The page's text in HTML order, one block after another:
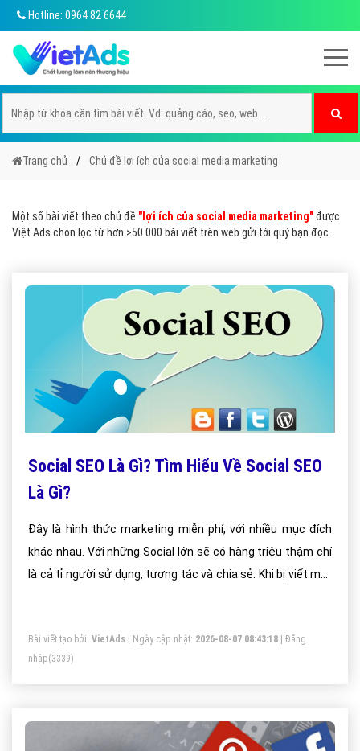
Hotline: 0964 82 6644
Trang chủ Chủ đề lợi ích của social media marketing
Một số bài viết theo chủ đề "lợi ích của social media marketing"được
Việt Ads chọn lọc từ hơn >50.000 bài viết trên web gửi tới quý bạn đọc.
Social SEO Là Gì? Tìm Hiểu Về Social SEO
Là Gì?
Đây là hình thức marketing miễn phí, với nhiều mục đích
khác nhau. Với những Social lớn sẽ có hàng triệu thậm chí
là cả tỉ người sử dụng, tương tác và chia sẻ. Khi bị viết một
nhanh chóng được chia sẻ, nhận được nhiều tương tác
khác như like và bình luận.
Bài viết tạo bởi: VietAds | Ngày cập nhật: 2026-08-07 08:43:18
Đăng
nhập(3339)